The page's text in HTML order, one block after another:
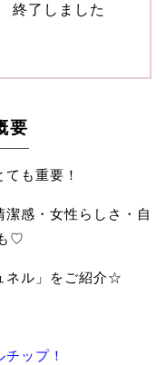
終了しました
要
も重要！
感・女性らしさ・自
♡
ネル」をご紹介☆
ップ！